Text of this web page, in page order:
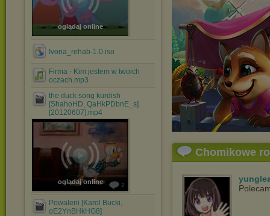
oglądaj online
Ivona_rehab-1.0.iso
Firma - Kim jestem w twoich
oczach.mp3
the duck song kurdish
[ShahoHD, QaHkPDbnE_s]
[20120607].mp4
oglądaj online 2
Powaleni [Karol Bucki,
oE2YnBHkHG8]
Chomikowe